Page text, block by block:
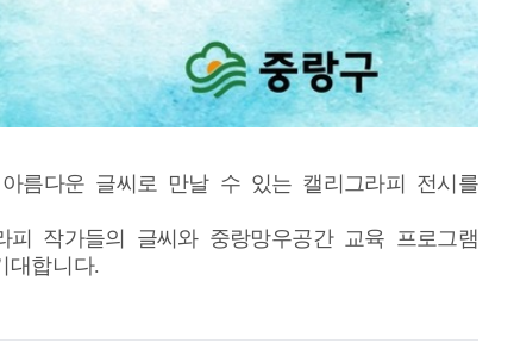
름다운 글씨로 만날 수 있는 캘리그라피 전시를
피 작가들의 글씨와 중랑망우공간 교육 프로그램
대합니다.